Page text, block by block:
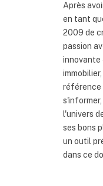
Après
en tant
2009 de
passion
innovante
référence
l'univers
ses bons
un outil
dans ce